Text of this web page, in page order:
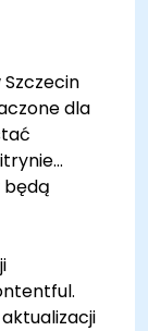
dla
będą